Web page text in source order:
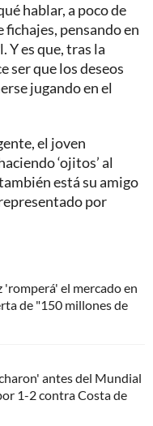
hablar, a poco de
fichajes, pensando en
Y es que, tras la
ser que los deseos
jugando en el
el joven
‘ojitos’ al
está su amigo
por
el mercado en
de "150 millones de
antes del Mundial
1-2 contra Costa de